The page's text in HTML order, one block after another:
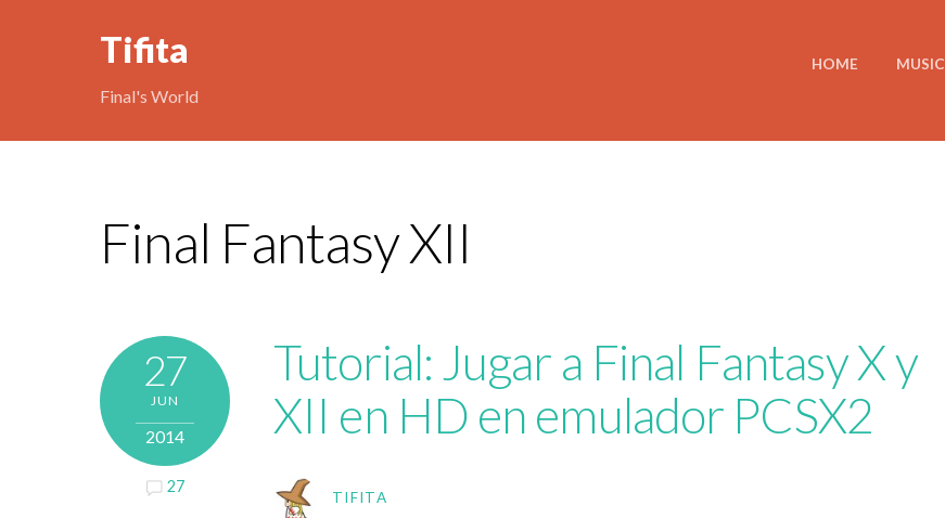
Tifita
Final's World
HOME MUSIC
Final Fantasy XII
27
JUN
2014
27
Tutorial: Jugar a Final Fantasy X y
XII en HD en emulador PCSX2
TIFITA